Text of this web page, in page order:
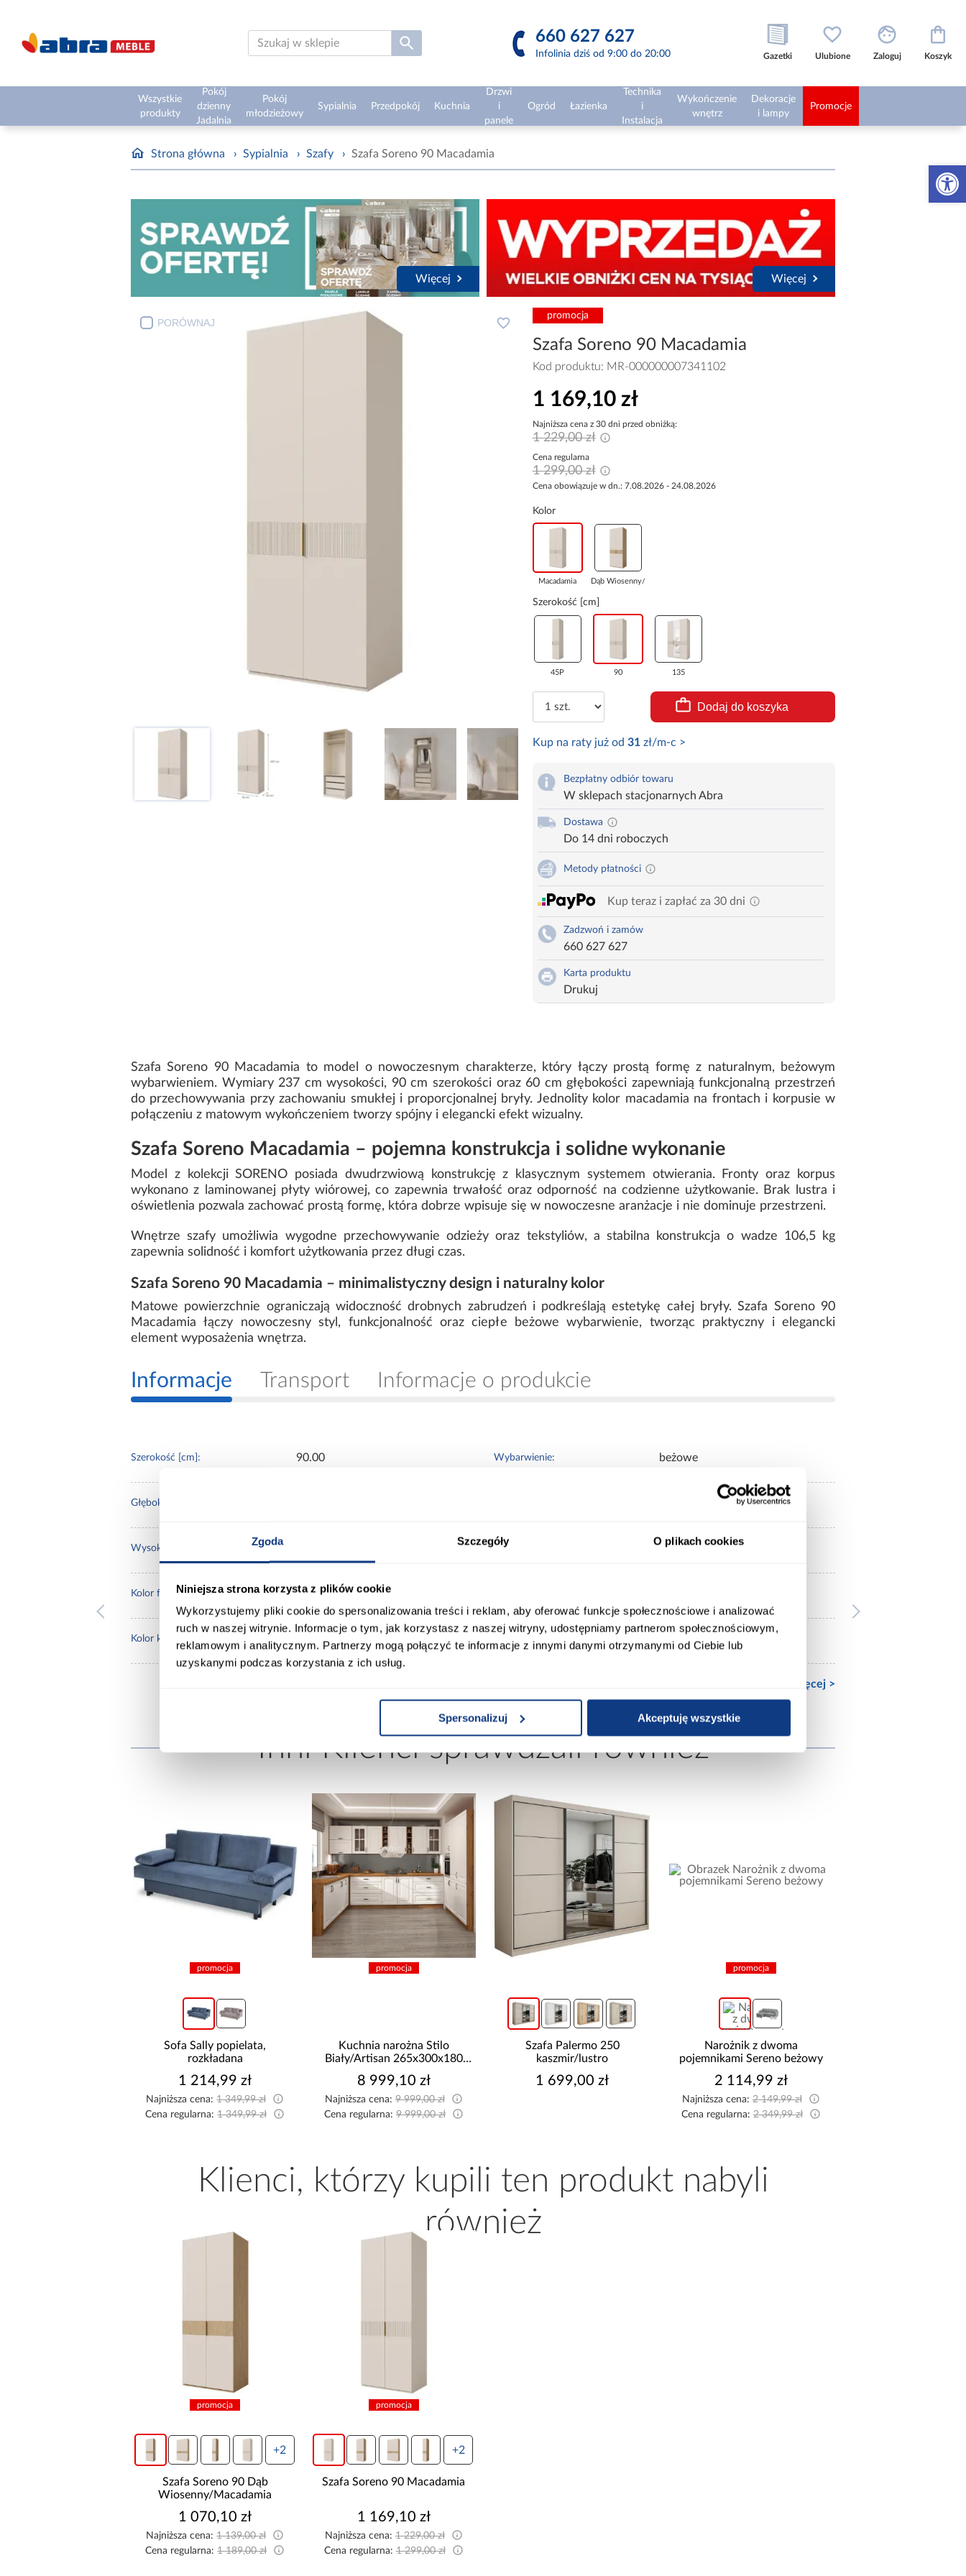
Zgoda Szczegóły O plikach cookies
Niniejsza strona korzysta z plików cookie
Wykorzystujemy pliki cookie do spersonalizowania treści i reklam, aby oferować funkcje społecznościowe i analizować
ruch w naszej witrynie. Informacje o tym, jak korzystasz z naszej witryny, udostępniamy partnerom społecznościowym,
reklamowym i analitycznym. Partnerzy mogą połączyć te informacje z innymi danymi otrzymanymi od Ciebie lub
uzyskanymi podczas korzystania z ich usług.
Spersonalizuj Akceptuję wszystkie
Otwórz
660 627 627
Infolinia dziś od 9:00 do 20:00 Gazetki Ulubione Zaloguj Koszyk
Wszystkie
produkty
Pokój
dzienny
Jadalnia
Pokój
młodzieżowy
Sypialnia Przedpokój Kuchnia
Drzwi
i
panele
Ogród Łazienka
Technika
i
Instalacja
Wykończenie
wnętrz
Dekoracje
i lampy
Promocje
Strona główna › Sypialnia › Szafy › Szafa Soreno 90 Macadamia
Więcej Więcej
PORÓWNAJ
promocja
Szafa Soreno 90 Macadamia
Kod produktu: MR-000000007341102
1 169,10 zł
Najniższa cena z 30 dni przed obniżką:
1 229,00 zł
Cena regularna
1 299,00 zł
Cena obowiązuje w dn.: 7.08.2026 - 24.08.2026
Kolor
Macadamia Dąb Wiosenny/Ma...
Szerokość [cm]
45P 90 135
Dodaj do koszyka
Kup na raty już od 31zł/m-c >
Bezpłatny odbiór towaru
W sklepach stacjonarnych Abra
Dostawa
Do 14 dni roboczych
Metody płatności
Kup teraz i zapłać za 30 dni
Zadzwoń i zamów
660 627 627
Karta produktu
Drukuj
Szafa Soreno 90 Macadamia to model o nowoczesnym charakterze, który łączy prostą formę z naturalnym, beżowym
wybarwieniem. Wymiary 237 cm wysokości, 90 cm szerokości oraz 60 cm głębokości zapewniają funkcjonalną przestrzeń
do przechowywania przy zachowaniu smukłej i proporcjonalnej bryły. Jednolity kolor macadamia na frontach i korpusie w
połączeniu z matowym wykończeniem tworzy spójny i elegancki efekt wizualny.
Szafa Soreno Macadamia – pojemna konstrukcja i solidne wykonanie
Model z kolekcji SORENO posiada dwudrzwiową konstrukcję z klasycznym systemem otwierania. Fronty oraz korpus
wykonano z laminowanej płyty wiórowej, co zapewnia trwałość oraz odporność na codzienne użytkowanie. Brak lustra i
oświetlenia pozwala zachować prostą formę, która dobrze wpisuje się w nowoczesne aranżacje i nie dominuje przestrzeni.
Wnętrze szafy umożliwia wygodne przechowywanie odzieży oraz tekstyliów, a stabilna konstrukcja o wadze 106,5 kg
zapewnia solidność i komfort użytkowania przez długi czas.
Szafa Soreno 90 Macadamia – minimalistyczny design i naturalny kolor
Matowe powierzchnie ograniczają widoczność drobnych zabrudzeń i podkreślają estetykę całej bryły. Szafa Soreno 90
Macadamia łączy nowoczesny styl, funkcjonalność oraz ciepłe beżowe wybarwienie, tworząc praktyczny i elegancki
element wyposażenia wnętrza.
Informacje Transport Informacje o produkcie
Szerokość [cm]: 90.00
Głębokość [cm]:
Wysokość [cm]:
Kolor frontów: macadamia
Kolor korpusu: macadamia
Wybarwienie: beżowe
Ilość drzwi: 2-drzwiowa
Wykończenie korpusu: mat
Zobacz więcej >
Inni Klienci sprawdzali również
promocja
Sofa Sally popielata,
rozkładana
1 214,99 zł
Najniższa cena:1 349,99 zł
Cena regularna:1 349,99 zł
promocja
Kuchnia narożna Stilo
Biały/Artisan 265x300x180
8 999,10 zł
Najniższa cena:9 999,00 zł
Cena regularna:9 999,00 zł
Szafa Palermo 250
kaszmir/lustro
1 699,00 zł
promocja
Narożnik z dwoma
pojemnikami Sereno beżowy
2 114,99 zł
Najniższa cena:2 149,99 zł
Cena regularna:2 349,99 zł
Klienci, którzy kupili ten produkt nabyli
również
promocja
+2
Szafa Soreno 90 Dąb
Wiosenny/Macadamia
1 070,10 zł
Najniższa cena:1 139,00 zł
Cena regularna:1 189,00 zł
promocja
+2
Szafa Soreno 90 Macadamia
1 169,10 zł
Najniższa cena:1 229,00 zł
Cena regularna:1 299,00 zł